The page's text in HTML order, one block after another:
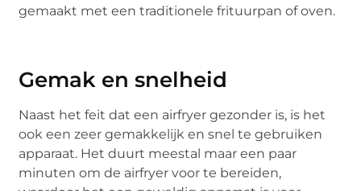
gemaakt met een traditionele frituurpan of oven.
Gemak en snelheid
Naast het feit dat een airfryer gezonder is, is het
ook een zeer gemakkelijk en snel te gebruiken
apparaat. Het duurt meestal maar een paar
minuten om de airfryer voor te bereiden,